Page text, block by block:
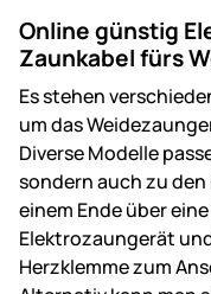
Online günstig
Zaunkabel fürs
Es stehen
um das
Diverse Modelle
sondern auch zu
einem Ende über
Elektrozaungerät
Herzklemme zum